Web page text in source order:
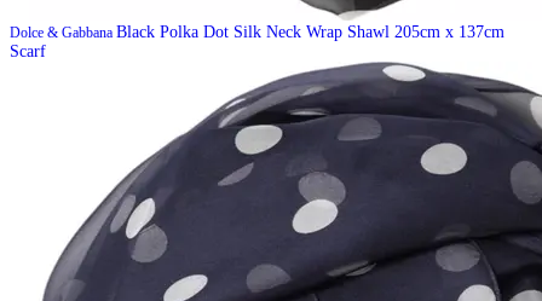
Dolce & Gabbana Black Polka Dot Silk Neck Wrap Shawl 205cm x 137cm
Scarf